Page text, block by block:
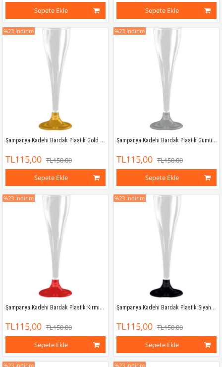
Sepete Ekle
Sepete Ekle
Şampanya Kadehi Bardak Plastik Gold 120 ml 6'lı
TL115,00 TL150,00
Sepete Ekle
%23 İndirim
Şampanya Kadehi Bardak Plastik Gümüş 120 ml 6'lı
TL115,00 TL150,00
Sepete Ekle
%23 İndirim
Şampanya Kadehi Bardak Plastik Kırmızı 120 ml 6'lı
TL115,00 TL150,00
Sepete Ekle
%23 İndirim
Şampanya Kadehi Bardak Plastik Siyah 120 ml 6'lı
TL115,00 TL150,00
Sepete Ekle
%23 İndirim
%23 İndirim %23 İndirim